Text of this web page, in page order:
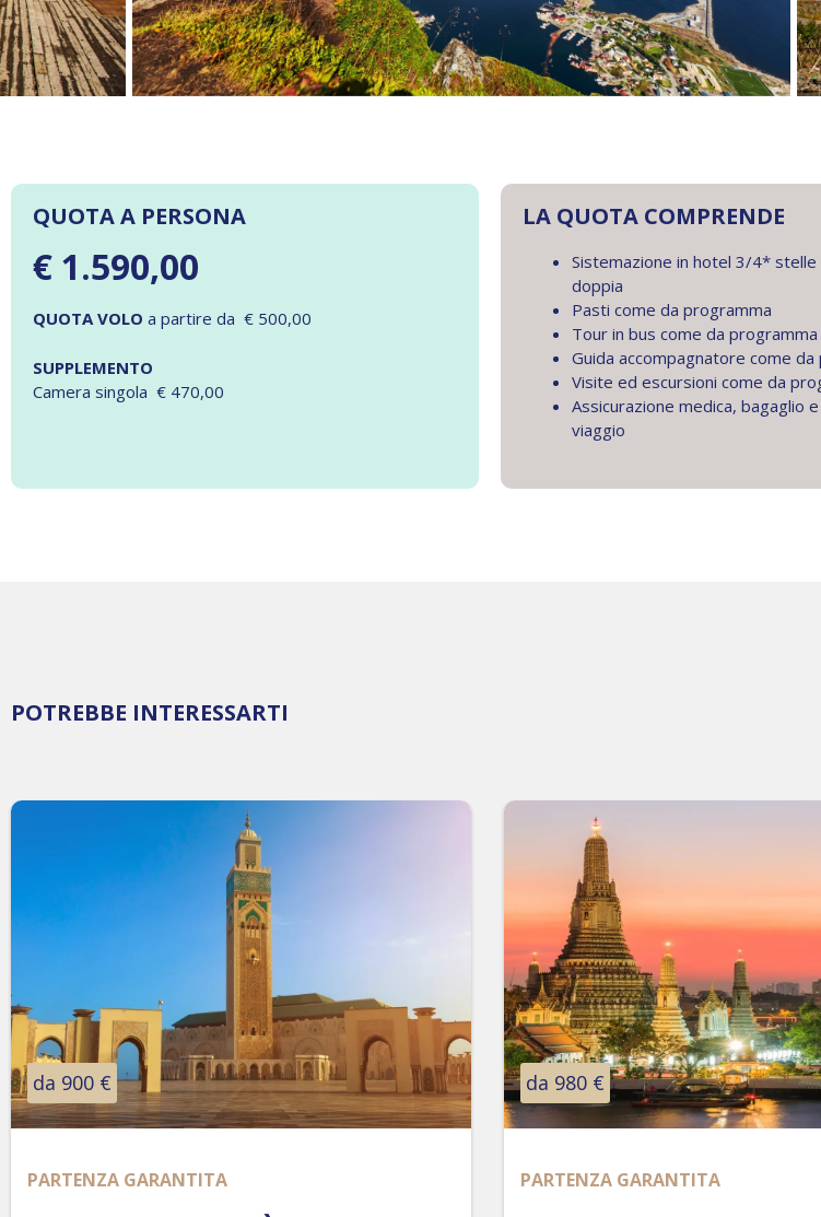
QUOTA A PERSONA
€ 1.590,00
QUOTA VOLO a partire da € 500,00
SUPPLEMENTO
Camera singola € 470,00
LA QUOTA COMPRENDE
Sistemazione in hotel 3/4* stelle
doppia
Pasti come da programma
Tour in bus come da programma
Guida accompagnatore come
Visite ed escursioni come da
Assicurazione medica, bagaglio
viaggio
POTREBBE INTERESSARTI
da 900 €
PARTENZA GARANTITA
da 980 €
PARTENZA GARANTITA